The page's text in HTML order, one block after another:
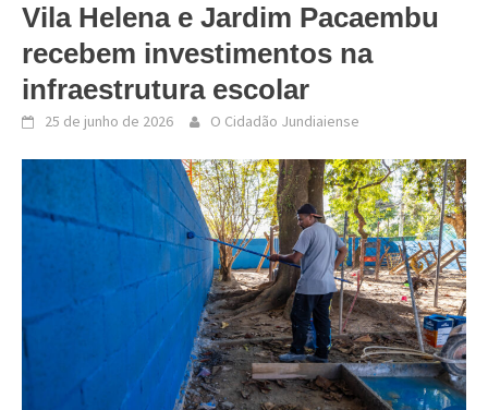
Vila Helena e Jardim Pacaembu
recebem investimentos na
infraestrutura escolar
25 de junho de 2026 O Cidadão Jundiaiense